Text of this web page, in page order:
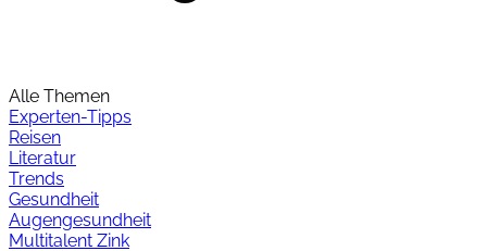
Alle Themen
Experten-Tipps
Reisen
Literatur
Trends
Gesundheit
Augengesundheit
Multitalent Zink